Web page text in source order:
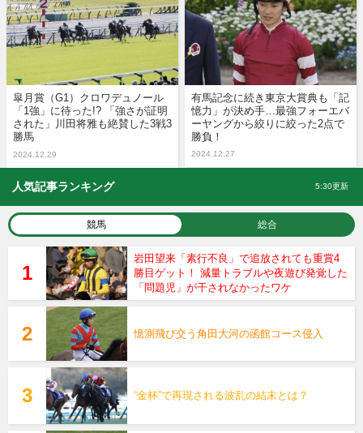
皐月賞（G1）クロワデュノール
「1強」に待った!? 「強さが証明
された」川田将雅も絶賛した3戦3
勝馬
2024.12.29
有馬記念に続き東京大賞典も「記
憶力」が決め手…最強フォーエバ
ーヤングから絞りに絞った2点で
勝負！
2024.12.27
人気記事ランキング 5:30更新
競馬 総合
岩田望来「素行不良」で追放されても重賞4
勝目ゲット！ 減量トラブルや夜遊び発覚した
「問題児」が干されなかったワケ
憶測飛び交う角田大河の函館コース侵入
“金杯”で再現される波乱の結末とは？